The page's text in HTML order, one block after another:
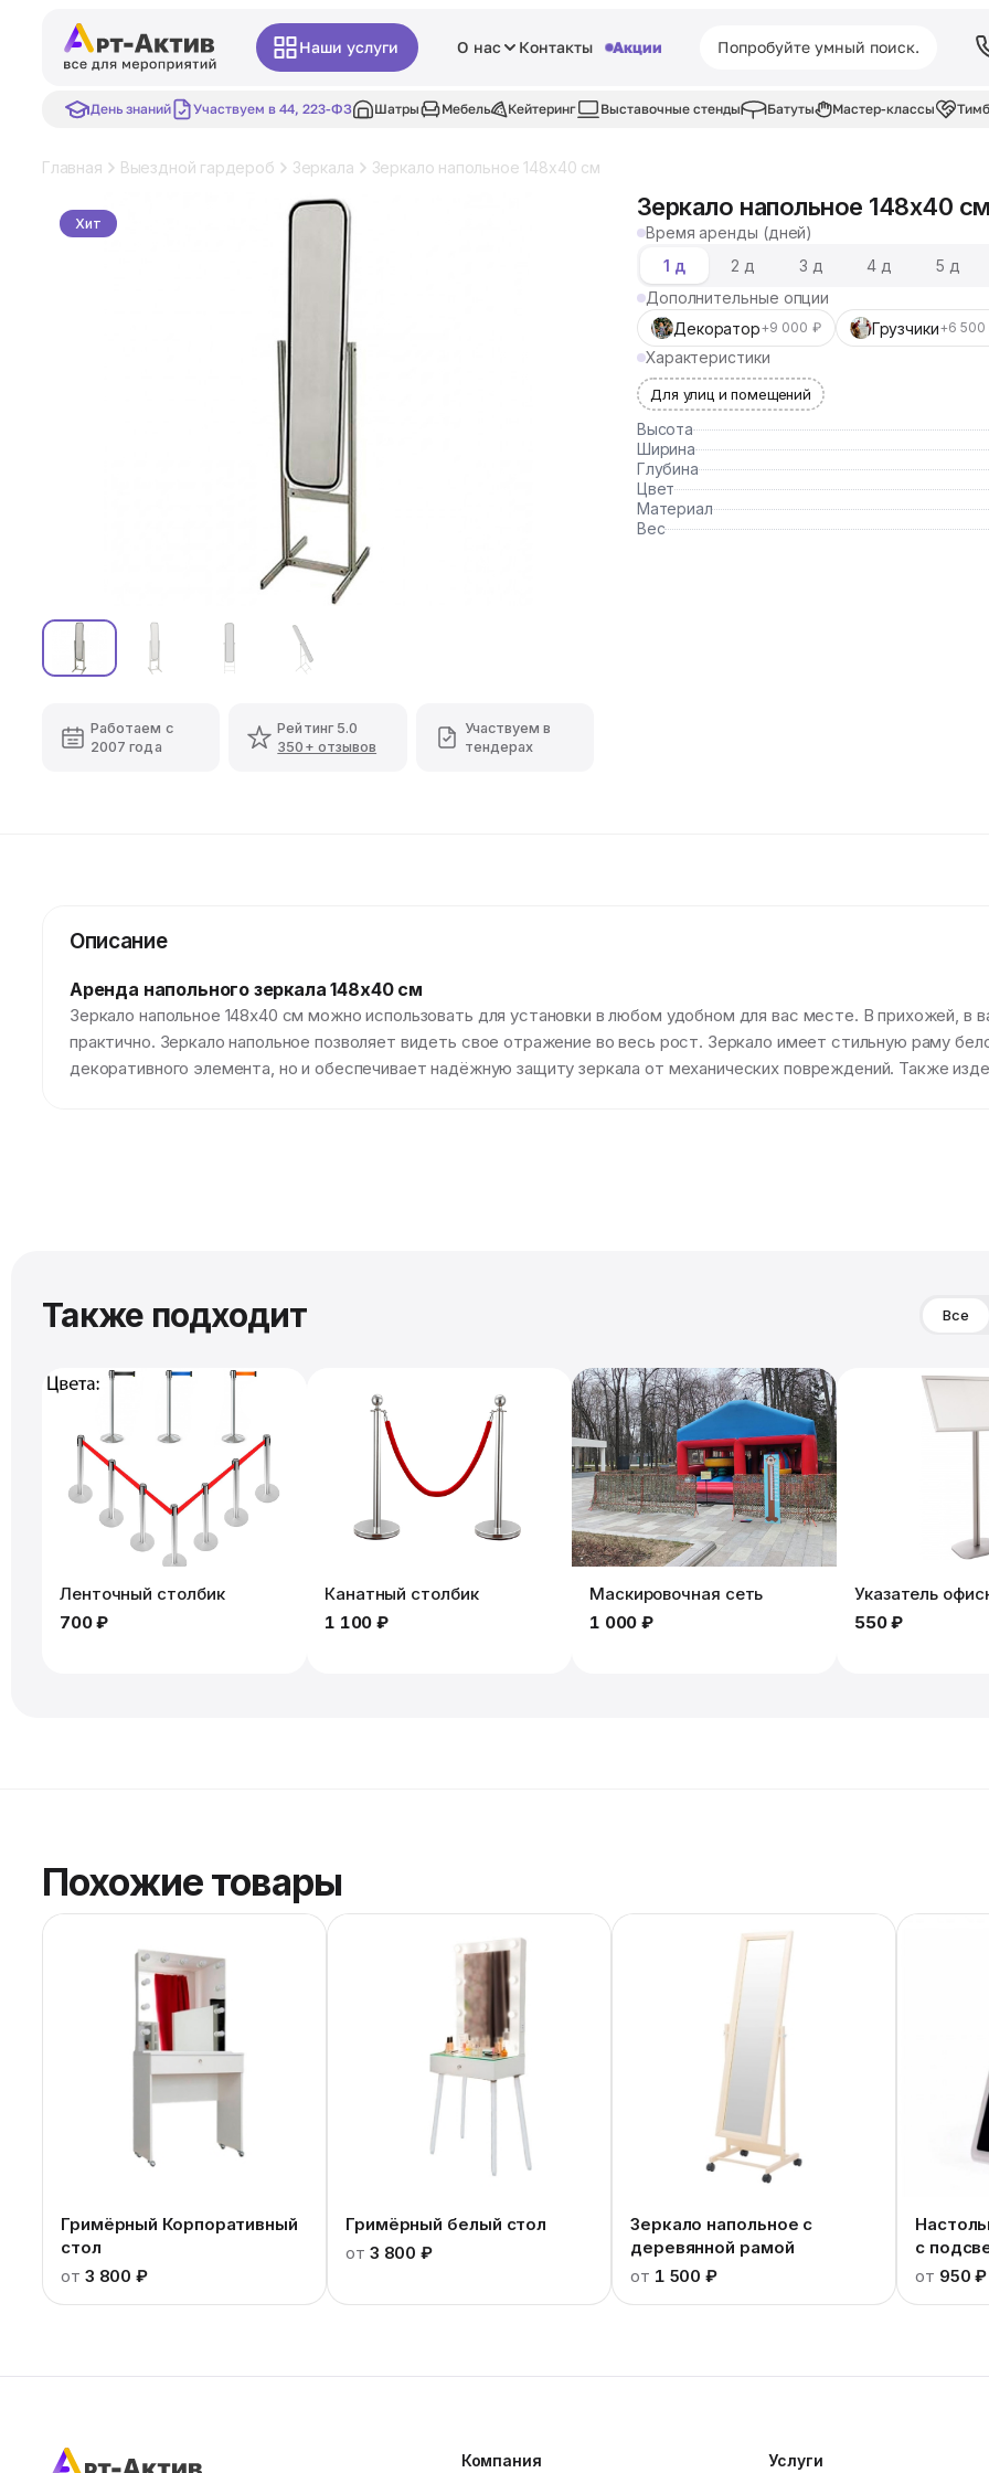
Наши услуги О нас Контакты Акции
День знаний Участвуем в 44, 223-ФЗ Шатры Мебель Кейтеринг Выставочные стенды Батуты Мастер-классы
Главная Выездной гардероб Зеркала Зеркало напольное 148x40 см
Хит
Работаем с
2007 года
Рейтинг 5.0
350+ отзывов
Участвуем в
тендерах
Зеркало напольное 148x40 см
Время аренды (дней)
1 д
2 д 3 д 4 д 5 д
Дополнительные опции
Декоратор+9 000 ₽ Грузчики+6 500
Характеристики
Для улиц и помещений
Высота
Ширина
Глубина
Цвет
Материал
Вес
Описание
Аренда напольного зеркала 148х40 см
Зеркало напольное 148х40 см можно использовать для установки в любом удобном для вас месте. В прихожей, в
практично. Зеркало напольное позволяет видеть свое отражение во весь рост. Зеркало имеет стильную раму
декоративного элемента, но и обеспечивает надёжную защиту зеркала от механических повреждений. Также
Также подходит Все
Ленточный столбик
700 ₽
Канатный столбик
1 100 ₽
Маскировочная сеть
1 000 ₽
Указатель
550 ₽
Похожие товары
Гримёрный Корпоративный
стол
от 3 800 ₽
Гримёрный белый стол
от 3 800 ₽
Зеркало напольное с
деревянной рамой
от 1 500 ₽
с
от 950 ₽
Компания Услуги